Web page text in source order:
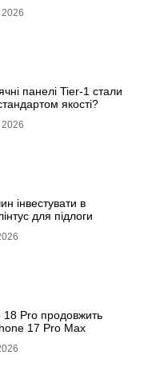
панелі Tier-1 стали
якості?
інвестувати в
для підлоги
18 Pro продовжить
17 Pro Max